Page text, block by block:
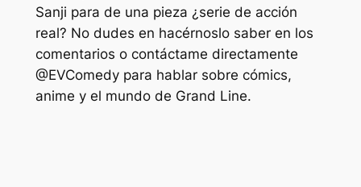
Sanji para de una pieza ¿serie de acción
real? No dudes en hacérnoslo saber en los
comentarios o contáctame directamente
@EVComedy para hablar sobre cómics,
anime y el mundo de Grand Line.